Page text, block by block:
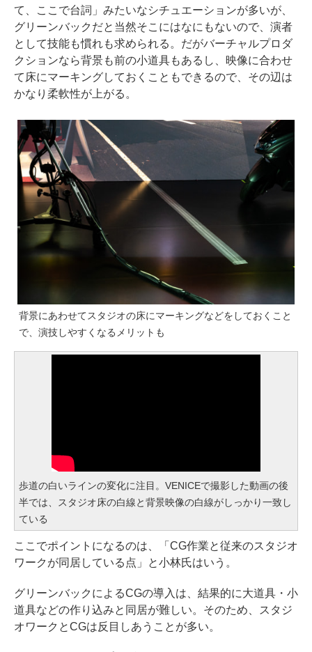
て、ここで台詞」みたいなシチュエーションが多いが、
グリーンバックだと当然そこにはなにもないので、演者
として技能も慣れも求められる。だがバーチャルプロダ
クションなら背景も前の小道具もあるし、映像に合わせ
て床にマーキングしておくこともできるので、その辺は
かなり柔軟性が上がる。
背景にあわせてスタジオの床にマーキングなどをしておくこと
で、演技しやすくなるメリットも
歩道の白いラインの変化に注目。VENICEで撮影した動画の後
半では、スタジオ床の白線と背景映像の白線がしっかり一致し
ている
ここでポイントになるのは、「CG作業と従来のスタジオ
ワークが同居している点」と小林氏はいう。
グリーンバックによるCGの導入は、結果的に大道具・小
道具などの作り込みと同居が難しい。そのため、スタジ
オワークとCGは反目しあうことが多い。